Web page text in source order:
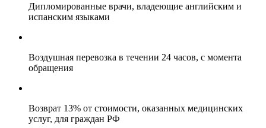
Дипломированные врачи, владеющие английским и
испанским языками
Воздушная перевозка в течении 24 часов, с момента
обращения
Возврат 13% от стоимости, оказанных медицинских
услуг, для граждан РФ